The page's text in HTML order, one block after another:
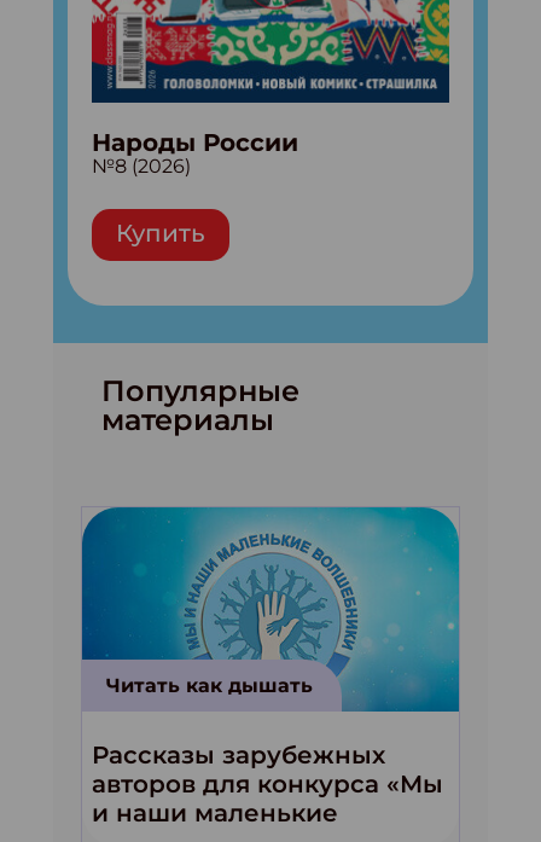
Народы России
№8 (2026)
Купить
Популярные
материалы
Читать как дышать
Рассказы зарубежных
авторов для конкурса «Мы
и наши маленькие